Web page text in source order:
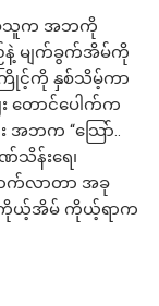
စ်သူက အဘကို
ည်နဲ့ မျက်ခွက်အိမ်ကို
င့်ကို နှစ်သိမ့်ကာ
း တောင်ပေါက်က
ဘက “သြော်..
န်းရေ၊
ာက်လာတာ အခု
၊ ကိုယ့်အိမ် ကိုယ့်ရာက